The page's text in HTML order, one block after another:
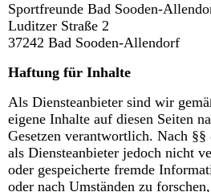
Sportfreunde Bad Sooden-
Luditzer Straße 2
37242 Bad Sooden-Allendorf
Haftung für Inhalte
Als Diensteanbieter sind wir
eigene Inhalte auf diesen Seiten
Gesetzen verantwortlich. Nach
als Diensteanbieter jedoch nicht
oder gespeicherte fremde
oder nach Umständen zu